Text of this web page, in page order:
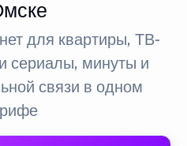
для квартиры, ТВ-
сериалы, минуты и
связи в одном